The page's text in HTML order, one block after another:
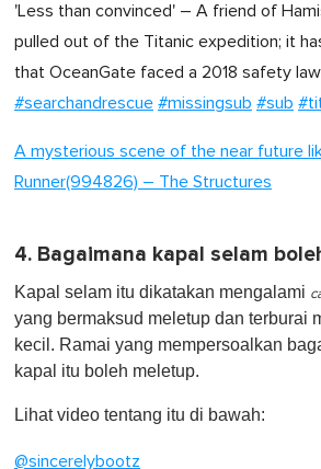
'Less than convinced' – A friend of
pulled out of the Titanic expedition; it
that OceanGate faced a 2018 safety
#searchandrescue #missingsub #sub
A mysterious scene of the near future
Runner(994826) – The Structures
4. Bagaimana kapal selam
Kapal selam itu dikatakan mengalami
yang bermaksud meletup dan terburai
kecil. Ramai yang mempersoalkan
kapal itu boleh meletup.
Lihat video tentang itu di bawah:
@sincerelybootz